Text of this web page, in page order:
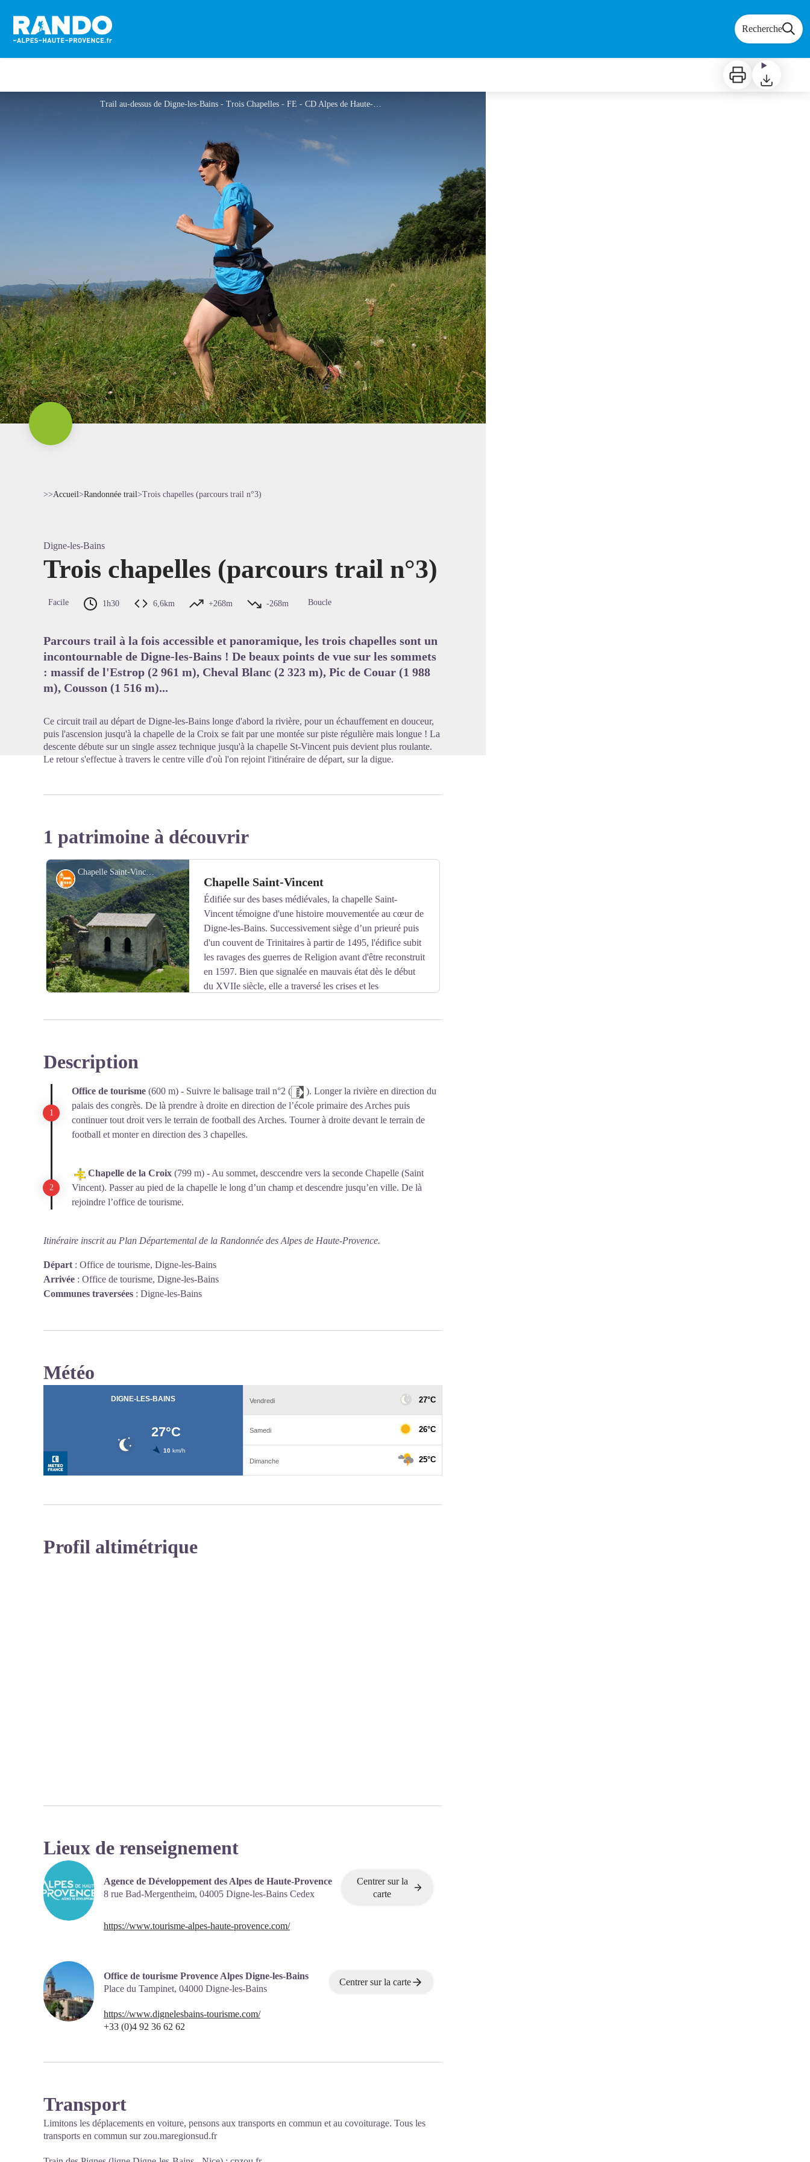
Recherche
Imprimer Télécharger
Trail au-dessus de Digne-les-Bains - Trois Chapelles - FE - CD Alpes de Haute-Provence
>>Accueil>Randonnée trail>Trois chapelles (parcours trail n°3)
Digne-les-Bains
Trois chapelles (parcours trail n°3)
Facile 1h30 6,6km +268m -268m Boucle
Parcours trail à la fois accessible et panoramique, les trois chapelles sont un
incontournable de Digne-les-Bains ! De beaux points de vue sur les sommets
: massif de l'Estrop (2 961 m), Cheval Blanc (2 323 m), Pic de Couar (1 988
m), Cousson (1 516 m)...
Ce circuit trail au départ de Digne-les-Bains longe d'abord la rivière, pour un échauffement en douceur,
puis l'ascension jusqu'à la chapelle de la Croix se fait par une montée sur piste régulière mais longue ! La
descente débute sur un single assez technique jusqu'à la chapelle St-Vincent puis devient plus roulante.
Le retour s'effectue à travers le centre ville d'où l'on rejoint l'itinéraire de départ, sur la digue.
1 patrimoine à découvrir
Chapelle Saint-Vincent - OT Digne LC - OT Digne LC
Voir l'image en plein écran
Architecture Chapelle Saint-Vincent
Édifiée sur des bases médiévales, la chapelle Saint-
Vincent témoigne d'une histoire mouvementée au cœur de
Digne-les-Bains. Successivement siège d’un prieuré puis
d'un couvent de Trinitaires à partir de 1495, l'édifice subit
les ravages des guerres de Religion avant d'être reconstruit
en 1597. Bien que signalée en mauvais état dès le début
du XVIIe siècle, elle a traversé les crises et les
visibles sur son mur sud composé de calcaire schisteux gris. À l'intérieur, la structure révèle des
arcs de décharge à simple rouleau, caractéristiques de l'époque. Après un retour dans le giron du
diocèse à la fin du XIXe siècle et une restauration partielle en 1950, ce monument demeure
aujourd'hui un témoin discret mais essentiel de l'évolution religieuse et rurale de la région.
Description
Office de tourisme (600 m) - Suivre le balisage trail n°2 (
). Longer la rivière en direction du
palais des congrès. De là prendre à droite en direction de l’école primaire des Arches puis
continuer tout droit vers le terrain de football des Arches. Tourner à droite devant le terrain de
football et monter en direction des 3 chapelles.
Chapelle de la Croix (799 m) - Au sommet, desccendre vers la seconde Chapelle (Saint
Vincent). Passer au pied de la chapelle le long d’un champ et descendre jusqu’en ville. De là
rejoindre l’office de tourisme.
Itinéraire inscrit au Plan Départemental de la Randonnée des Alpes de Haute-Provence.
Départ : Office de tourisme, Digne-les-Bains
Arrivée : Office de tourisme, Digne-les-Bains
Communes traversées : Digne-les-Bains
Météo
Profil altimétrique
Lieux de renseignement
Agence de Développement des Alpes de Haute-Provence
8 rue Bad-Mergentheim, 04005 Digne-les-Bains Cedex
Centrer sur la
carte
https://www.tourisme-alpes-haute-provence.com/
Office de tourisme Provence Alpes Digne-les-Bains
Place du Tampinet, 04000 Digne-les-Bains
Centrer sur la carte
https://www.dignelesbains-tourisme.com/
+33 (0)4 92 36 62 62
Transport
Limitons les déplacements en voiture, pensons aux transports en commun et au covoiturage. Tous les
transports en commun surzou.maregionsud.fr